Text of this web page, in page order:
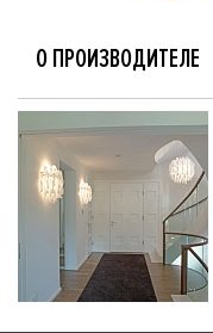
О ПРОИЗВОДИТЕЛЕ